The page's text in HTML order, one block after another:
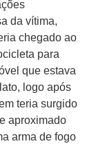
da vítima,
chegado ao
para
que estava
logo após
teria surgido
aproximado
arma de fogo